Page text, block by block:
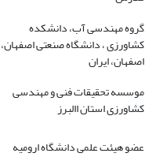
گروه مهندسی آب، دانشکده
کشاورزی ، دانشگاه صنعتی اصفهان،
اصفهان، ایران
موسسه تحقیقات فنی و مهندسی
کشاورزی استان االبرز
عضو هیئت علمی دانشگاه ارومیه